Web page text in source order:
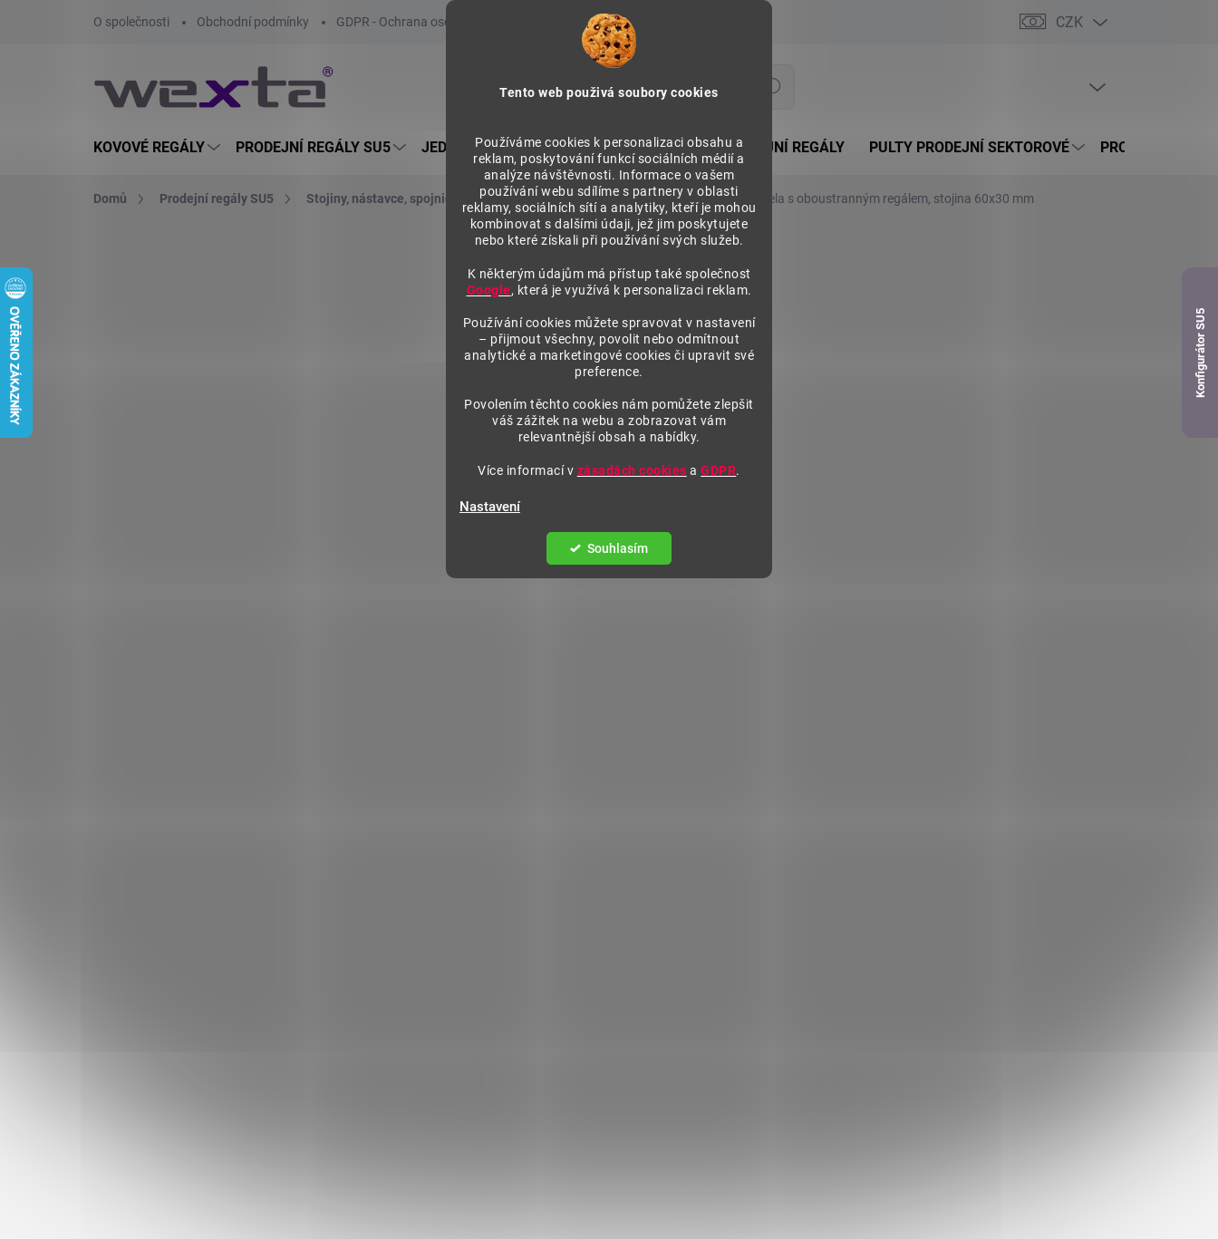
Tento web použivá soubory cookies
Používáme cookies k personalizaci obsahu a
reklam, poskytování funkcí sociálních médií a
analýze návštěvnosti. Informace o vašem
používání webu sdílíme s partnery v oblasti
reklamy, sociálních sítí a analytiky, kteří je mohou
kombinovat s dalšími údaji, jež jim poskytujete
nebo které získali při používání svých služeb.
K některým údajům má přístup také společnost
Google, která je využívá k personalizaci reklam.
Používání cookies můžete spravovat v nastavení
– přijmout všechny, povolit nebo odmítnout
analytické a marketingové cookies či upravit své
preference.
Povolením těchto cookies nám pomůžete zlepšit
váš zážitek na webu a zobrazovat vám
relevantnější obsah a nabídky.
Více informací v zásadách cookies aGDPR.
Nastavení
Souhlasím
O společnosti Obchodní podmínky GDPR - Ochrana osobních údajů Prohlášení o používání COOKIES CZK
Hledat
KOVOVÉ REGÁLY PRODEJNÍ REGÁLY SU5 JEDNOSTRANNÉ REGÁLY OBOUSTRANNÉ PRODEJNÍ REGÁLY PULTY PRODEJNÍ SEKTOROVÉ PROSKLENÉ
Domů Prodejní regály SU5 Stojiny, nástavce, spojnice a příslušenství Příslušenství stojin Spojka čela s oboustranným regálem, stojina 60x30 mm
Konfigurátor SU5